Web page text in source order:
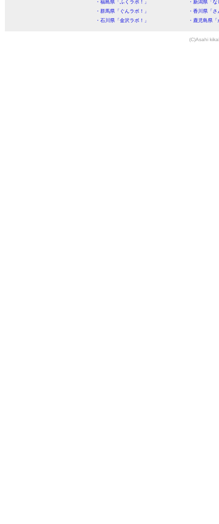
・福島県「ふくラボ！」
・新潟県「
・群馬県「ぐんラボ！」
・香川県「
・石川県「金沢ラボ！」
・鹿児島県
(C)Asahi